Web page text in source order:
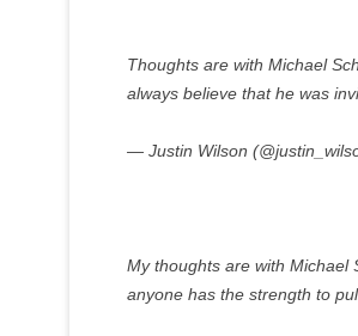
Thoughts are with Michael
always believe that he was
— Justin Wilson
My thoughts are with Michael
anyone has the strength to